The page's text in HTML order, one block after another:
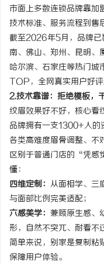
市面上多数连锁品牌靠加
技术标准、服务流程到售
截至2026年5月，品牌已
南、佛山、郑州、昆明、
哈尔滨、石家庄等热门
TOP，全网真实用户好
2.技术靠谱：拒绝模板，
纹眉效果好不好，核心看
品牌拥有一支1300+人的
各类高难度眉骨调整、不
区别于普通门店的“凭感
懂：
四维定制： 从面相学、三
与面部比例完美适配；
六感美学： 兼顾原生感、
形，自然不突兀、耐看不
简单来说，别家是复制粘
保障用户体验。